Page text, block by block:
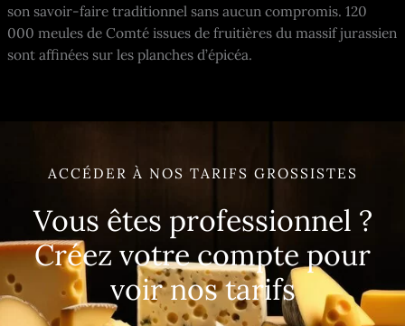
son savoir-faire traditionnel sans aucun compromis. 120
000 meules de Comté issues de fruitières du massif jurassien
sont affinées sur les planches d’épicéa.
ACCÉDER À NOS TARIFS GROSSISTES
Vous êtes professionnel ?
Créez votre compte pour
voir nos tarifs